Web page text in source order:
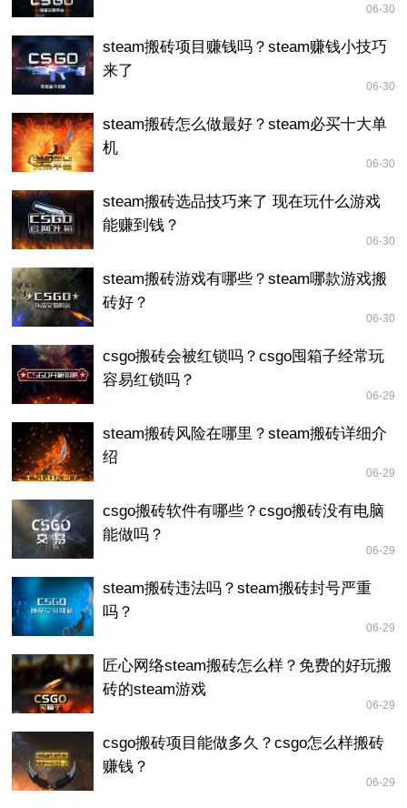
06-30
steam搬砖项目赚钱吗？steam赚钱小技巧
来了
06-30
steam搬砖怎么做最好？steam必买十大单
机
06-30
steam搬砖选品技巧来了 现在玩什么游戏
能赚到钱？
06-30
steam搬砖游戏有哪些？steam哪款游戏搬
砖好？
06-30
csgo搬砖会被红锁吗？csgo囤箱子经常玩
容易红锁吗？
06-29
steam搬砖风险在哪里？steam搬砖详细介
绍
06-29
csgo搬砖软件有哪些？csgo搬砖没有电脑
能做吗？
06-29
steam搬砖违法吗？steam搬砖封号严重
吗？
06-29
匠心网络steam搬砖怎么样？免费的好玩搬
砖的steam游戏
06-29
csgo搬砖项目能做多久？csgo怎么样搬砖
赚钱？
06-29